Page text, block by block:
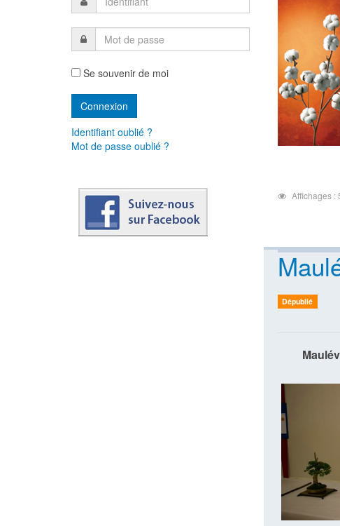
Affichages :
Dépublié
Se souvenir de moi
Identifiant oublié ?
Mot de passe oublié ?